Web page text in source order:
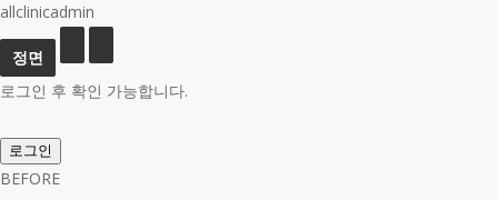
allclinicadmin
로그인 후 확인 가능합니다.
로그인
BEFORE